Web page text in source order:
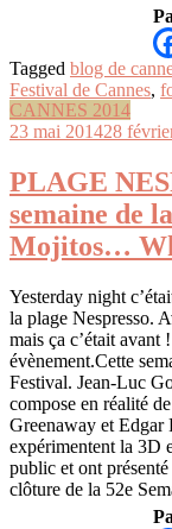
Tagged blog de
Festival de Cannes,
CANNES 2014
23 mai 201428
PLAGE
semaine de
Mojitos…
Yesterday night
la plage Nespresso.
mais ça c’était
évènement.Cette
Festival. Jean-Luc
compose en réalité
Greenaway et Edgar
expérimentent la 3D
public et ont
clôture de la 52e